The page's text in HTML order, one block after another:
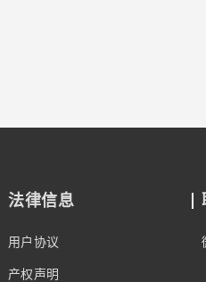
法律信息
用户协议
产权声明